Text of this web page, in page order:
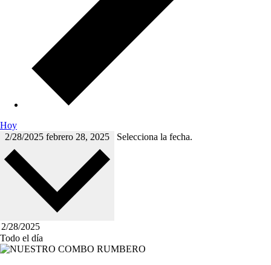
Hoy
2/28/2025 febrero 28, 2025 Selecciona la fecha.
Todo el día